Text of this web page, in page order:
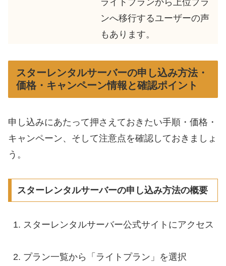
ライトプランから上位プラ
ンへ移行するユーザーの声
もあります。
スターレンタルサーバーの申し込み方法・
価格・キャンペーン情報と確認ポイント
申し込みにあたって押さえておきたい手順・価格・
キャンペーン、そして注意点を確認しておきましょ
う。
スターレンタルサーバーの申し込み方法の概要
スターレンタルサーバー公式サイトにアクセス
プラン一覧から「ライトプラン」を選択